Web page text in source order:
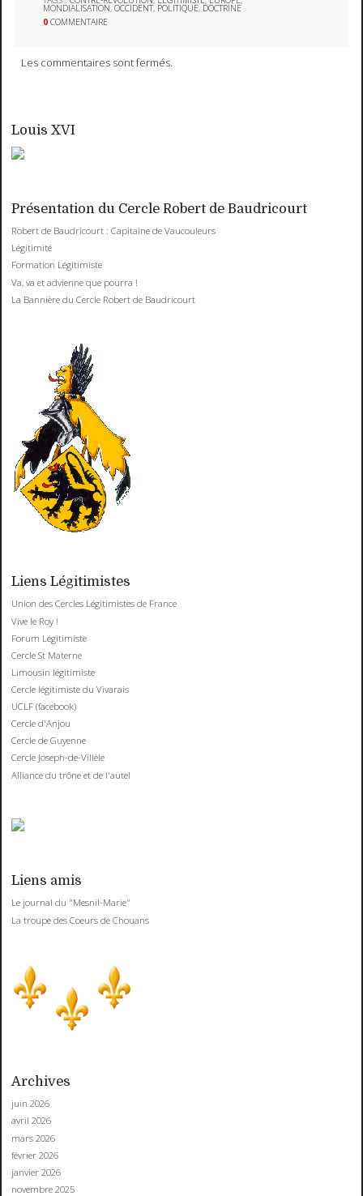
Louis XVI
Présentation du Cercle Robert de Baudricourt
Robert de Baudricourt : Capitaine de Vaucouleurs
Légitimité
Formation Légitimiste
Va, va et advienne que pourra !
La Bannière du Cercle Robert de Baudricourt
Liens Légitimistes
Union des Cercles Légitimistes de France
Vive le Roy !
Forum Légitimiste
Cercle St Materne
Limousin légitimiste
Cercle légitimiste du Vivarais
UCLF (facebook)
Cercle d'Anjou
Cercle de Guyenne
Cercle Joseph-de-Villèle
Alliance du trône et de l'autel
Liens amis
Le journal du "Mesnil-Marie"
La troupe des Coeurs de Chouans
Archives
juin 2026
avril 2026
mars 2026
février 2026
janvier 2026
novembre 2025
MONDIALISATION,OCCIDENT, POLITIQUE, DOCTRINE
0 COMMENTAIRE
Les commentaires sont fermés.